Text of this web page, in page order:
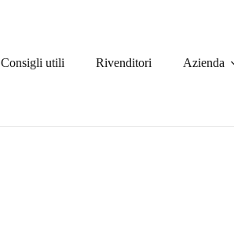
Consigli utili Rivenditori Azienda